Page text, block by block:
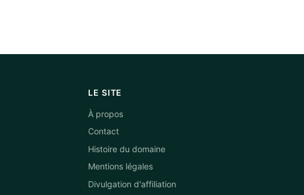
LE SITE
À propos
Contact
Histoire du domaine
Mentions légales
Divulgation d'affiliation